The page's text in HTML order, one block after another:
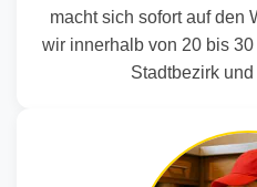
macht sich sofort auf den
wir innerhalb von 20 bis
Stadtbezirk